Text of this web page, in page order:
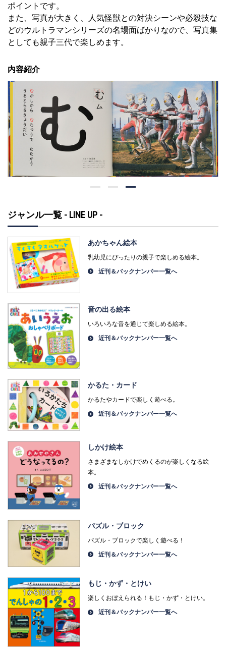
ポイントです。
また、写真が大きく、人気怪獣との対決シーンや必殺技な
どのウルトラマンシリーズの名場面ばかりなので、写真集
としても親子三代で楽しめます。
内容紹介
ジャンル一覧 - LINE UP -
あかちゃん絵本
乳幼児にぴったりの親子で楽しめる絵本。
近刊＆バックナンバー一覧へ
音の出る絵本
いろいろな音を通じて楽しめる絵本。
近刊＆バックナンバー一覧へ
かるた・カード
かるたやカードで楽しく遊べる。
近刊＆バックナンバー一覧へ
しかけ絵本
さまざまなしかけでめくるのが楽しくなる絵
本。
近刊＆バックナンバー一覧へ
パズル・ブロック
パズル・ブロックで楽しく遊べる！
近刊＆バックナンバー一覧へ
もじ・かず・とけい
楽しくおぼえられる！もじ・かず・とけい。
近刊＆バックナンバー一覧へ